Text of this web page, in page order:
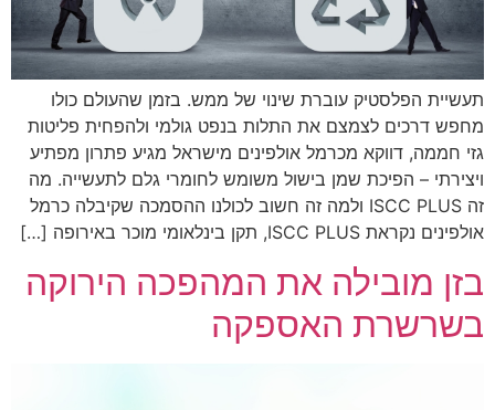
תעשיית הפלסטיק עוברת שינוי של ממש. בזמן שהעולם כולו
מחפש דרכים לצמצם את התלות בנפט גולמי ולהפחית פליטות
גזי חממה, דווקא מכרמל אולפינים מישראל מגיע פתרון מפתיע
ויצירתי – הפיכת שמן בישול משומש לחומרי גלם לתעשייה. מה
זה ISCC PLUS ולמה זה חשוב לכולנו ההסמכה שקיבלה כרמל
אולפינים נקראת ISCC PLUS, תקן בינלאומי מוכר באירופה […]
בזן מובילה את המהפכה הירוקה
בשרשרת האספקה